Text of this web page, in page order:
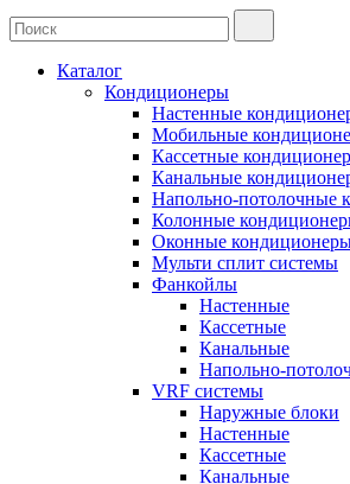
Каталог
Кондиционеры
Настенные
Мобильные
Кассетные
Канальные
Напольно-потолочные
Колонные
Оконные
Мульти сплит системы
Фанкойлы
Настенные
Кассетные
Канальные
Напольно-
VRF системы
Наружные блоки
Настенные
Кассетные
Канальные